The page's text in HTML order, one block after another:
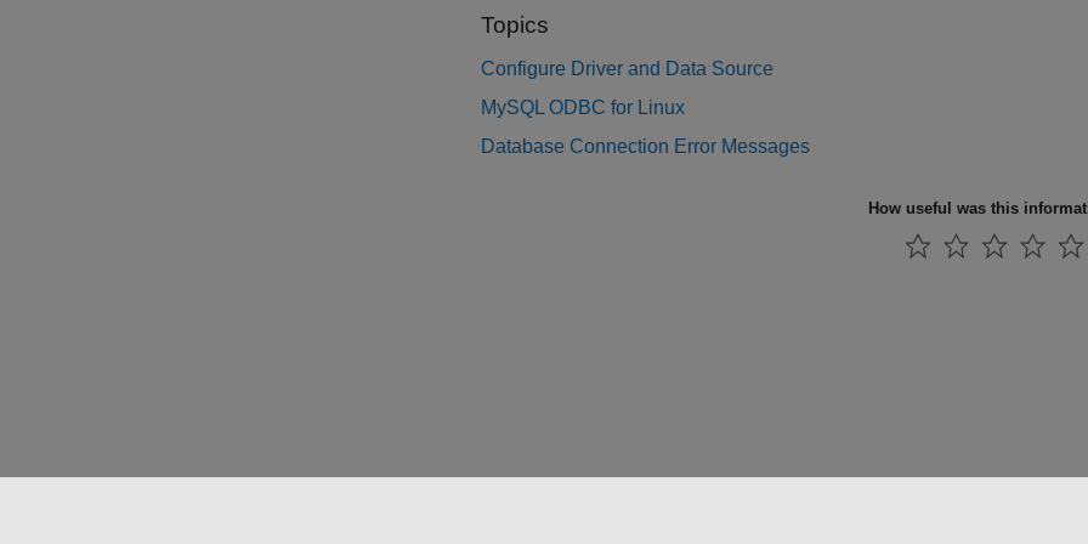
Topics
Configure Driver and Data Source
MySQL ODBC for Linux
Database Connection Error Messages
How useful was this